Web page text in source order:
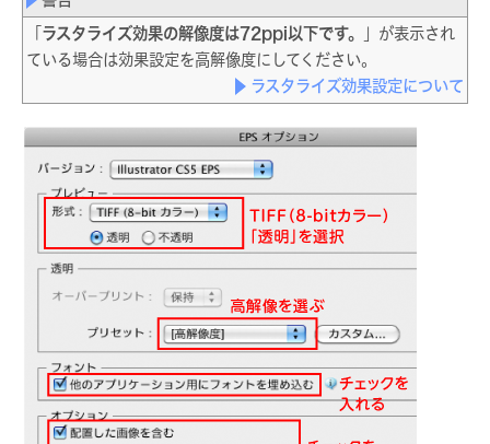
ラスタライズ効果の解像度は72ppi以下です。
」が表示され
ている場合は効果設定を高解像度にしてください。
ラスタライズ効果設定について